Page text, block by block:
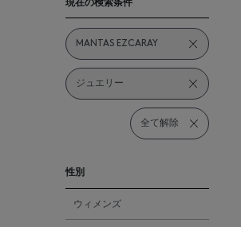
現在の検索条件
MANTAS EZCARAY
ジュエリー
全て解除
性別
ウィメンズ